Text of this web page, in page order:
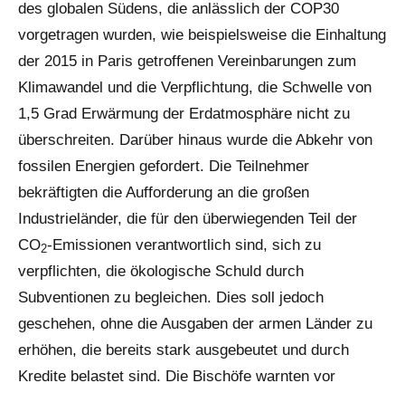
des globalen Südens, die anlässlich der COP30
vorgetragen wurden, wie beispielsweise die Einhaltung
der 2015 in Paris getroffenen Vereinbarungen zum
Klimawandel und die Verpflichtung, die Schwelle von
1,5 Grad Erwärmung der Erdatmosphäre nicht zu
überschreiten. Darüber hinaus wurde die Abkehr von
fossilen Energien gefordert. Die Teilnehmer
bekräftigten die Aufforderung an die großen
Industrieländer, die für den überwiegenden Teil der
CO2-Emissionen verantwortlich sind, sich zu
verpflichten, die ökologische Schuld durch
Subventionen zu begleichen. Dies soll jedoch
geschehen, ohne die Ausgaben der armen Länder zu
erhöhen, die bereits stark ausgebeutet und durch
Kredite belastet sind. Die Bischöfe warnten vor